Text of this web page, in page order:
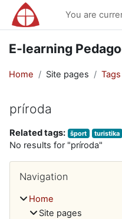
Skip to main content
You are
E-learning
Home Site pages Tags
príroda
Related tags: šport turistika
No results for "príroda"
Blocks
Navigation
Home
Site pages